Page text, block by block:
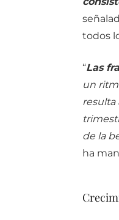
todos
“Las
un
resulta
de la
ha